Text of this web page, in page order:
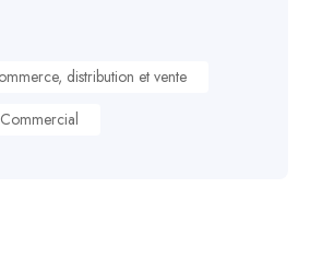
distribution et vente